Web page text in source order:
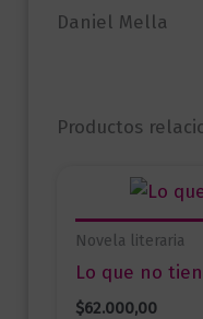
Daniel Mella
Productos
Novela literaria
Lo que no
$62.000,00